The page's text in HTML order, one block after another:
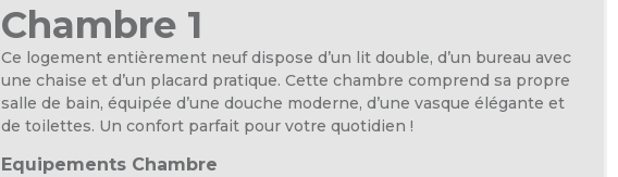
Chambre 1
Ce logement entièrement neuf dispose d’un lit double, d’un bureau avec
une chaise et d’un placard pratique. Cette chambre comprend sa propre
salle de bain, équipée d’une douche moderne, d’une vasque élégante et
de toilettes. Un confort parfait pour votre quotidien !
Equipements Chambre